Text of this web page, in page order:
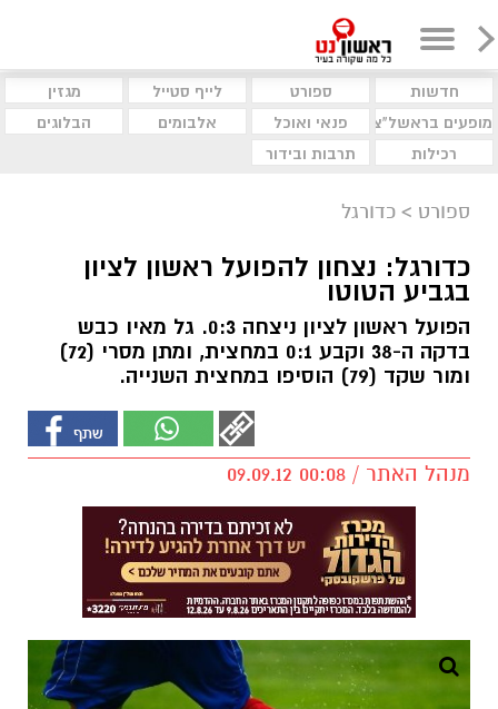
חדשות ספורט לייף סטייל
מגזין
מופעים בראשל"צ
פנאי ואוכל אלבומים
הבלוגים
רכילות
תרבות ובידור
ספורט > כדורגל
כדורגל: נצחון להפועל ראשון לציון
בגביע הטוטו
הפועל ראשון לציון ניצחה 0:3. גל מאיו כבש
בדקה ה-38 וקבע 0:1 במחצית, ומתן מסרי (72)
ומור שקד (79) הוסיפו במחצית השנייה.
מנהל האתר / 00:08 09.09.12